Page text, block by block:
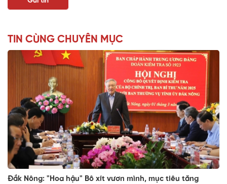
TIN CÙNG CHUYÊN MỤC
Đắk Nông: "Hoa hậu" Bô xít vươn mình, mục tiêu tăng